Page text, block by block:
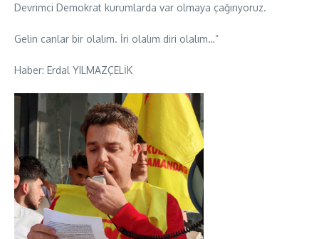
Devrimci Demokrat kurumlarda var olmaya çağırıyoruz.
Gelin canlar bir olalım. İri olalım diri olalım…”
Haber: Erdal YILMAZÇELİK